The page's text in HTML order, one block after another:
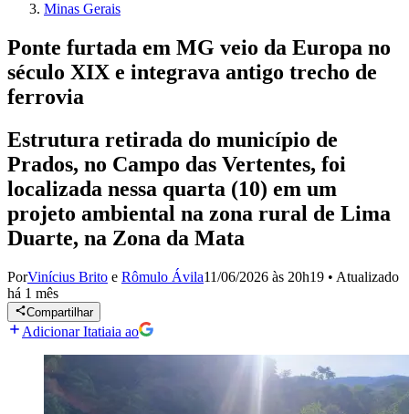
Minas Gerais
Ponte furtada em MG veio da Europa no
século XIX e integrava antigo trecho de
ferrovia
Estrutura retirada do município de
Prados, no Campo das Vertentes, foi
localizada nessa quarta (10) em um
projeto ambiental na zona rural de Lima
Duarte, na Zona da Mata
PorVinícius Brito e Rômulo Ávila11/06/2026 às 20h19 • Atualizado
há 1 mês
Compartilhar
Adicionar Itatiaia ao